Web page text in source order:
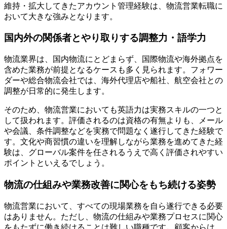
維持・拡大してきたアカウント管理経験は、物流営業転職に
おいて大きな強みとなります。
国内外の関係者とやり取りする調整力・語学力
物流業界は、国内物流にとどまらず、国際物流や海外拠点を
含めた業務が前提となるケースも多く見られます。フォワー
ダーや総合物流会社では、海外代理店や船社、航空会社との
調整が日常的に発生します。
そのため、物流営業においても英語力は実務スキルの一つと
して扱われます。評価されるのは資格の有無よりも、メール
や会議、条件調整などを実務で問題なく遂行してきた経験で
す。文化や商習慣の違いを理解しながら業務を進めてきた経
験は、グローバル案件を任されるうえで高く評価されやすい
ポイントといえるでしょう。
物流の仕組みや業務改善に関心をもち続ける姿勢
物流営業において、すべての現場業務を自ら遂行できる必要
はありません。ただし、物流の仕組みや業務プロセスに関心
をもたずに働き続けることは難しい職種です。顧客からは、